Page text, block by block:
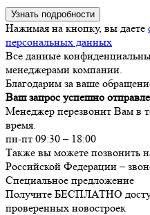
Узнать подробности
Нажимая на кнопку, вы даете
персональных данных
Все данные
менеджерами компании.
Благодарим за ваше
Ваш запрос успешно
Менеджер перезвонит Вам в
время.
пн-пт 09:30 – 18:00
Также вы можете позвонить
Российской Федерации –
Специальное предложение
Получите БЕСПЛАТНО
проверенных новостроек